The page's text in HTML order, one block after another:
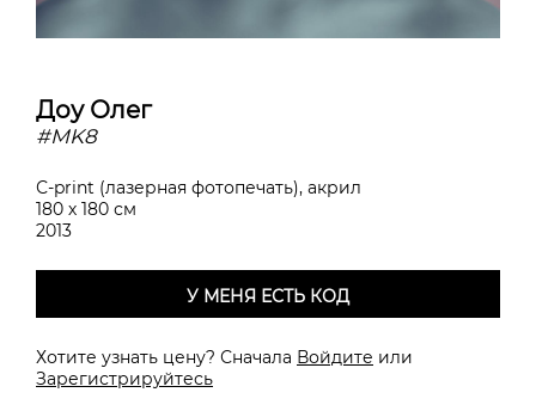
Доу Олег
#MK8
С-print (лазерная фотопечать), акрил
180 х 180 см
2013
У МЕНЯ ЕСТЬ КОД
Хотите узнать цену? Сначала Войдите или
Зарегистрируйтесь